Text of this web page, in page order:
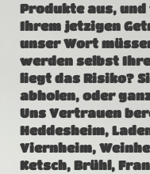
Produkte aus,
Ihrem jetzigen
unser Wort
werden selbst
liegt das Risiko?
abholen, oder
Uns Vertrauen
Heddesheim,
Viernheim,
Ketsch, Brühl,